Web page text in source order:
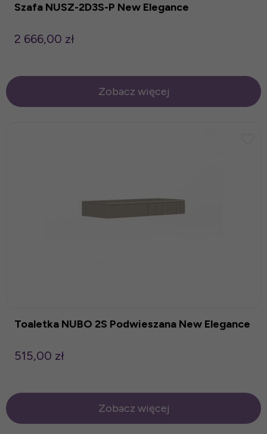
Szafa NUSZ-2D3S-P New Elegance
2 666,00 zł
Zobacz więcej
Toaletka NUBO 2S Podwieszana New Elegance
515,00 zł
Zobacz więcej